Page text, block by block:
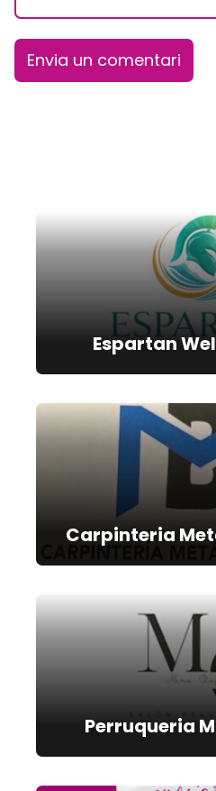
Espartan
Carpinteria
Perruqueria